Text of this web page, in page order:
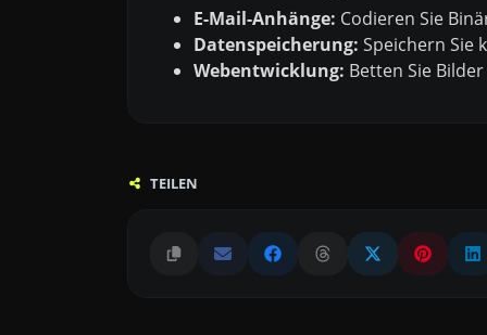
E-Mail-Anhänge: Codieren Sie
Datenspeicherung: Speichern Sie
Webentwicklung: Betten Sie
TEILEN